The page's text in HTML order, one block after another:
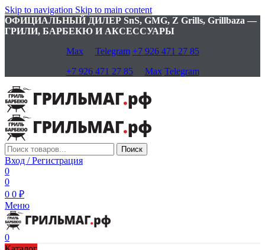
Skip to navigation Skip to main content
ОФИЦИАЛЬНЫЙ ДИЛЕР SnS, GMG, Z Grills, Grillbaza —
ГРИЛИ, БАРБЕКЮ И АКСЕССУАРЫ
Max
Telegram +7 926 471 27 85
+7 926 471 27 85
Max Telegram
Поиск
Вход / Регистрация
0
0
0 0 ₽
Меню
0